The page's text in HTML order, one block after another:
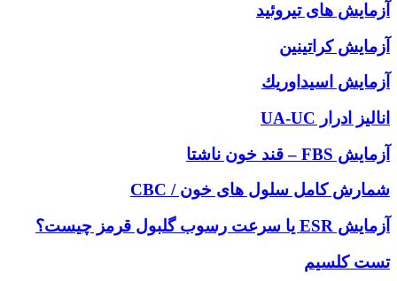
آزمایش های تیروئید
آزمايش كراتينين
آزمايش اسيداوريك
انالیز ادرار UA-UC
آزمایش FBS – قند خون ناشتا
شمارش کامل سلول های خون / CBC
آزمایش ESR یا سرعت رسوب گلبول قرمز چیست؟
تست کلسیم